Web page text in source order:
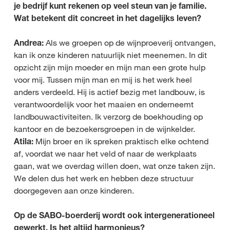
je bedrijf kunt rekenen op veel steun van je familie.
Wat betekent dit concreet in het dagelijks leven?
Andrea: Als we groepen op de wijnproeverij ontvangen,
kan ik onze kinderen natuurlijk niet meenemen. In dit
opzicht zijn mijn moeder en mijn man een grote hulp
voor mij. Tussen mijn man en mij is het werk heel
anders verdeeld. Hij is actief bezig met landbouw, is
verantwoordelijk voor het maaien en onderneemt
landbouwactiviteiten. Ik verzorg de boekhouding op
kantoor en de bezoekersgroepen in de wijnkelder.
Atila: Mijn broer en ik spreken praktisch elke ochtend
af, voordat we naar het veld of naar de werkplaats
gaan, wat we overdag willen doen, wat onze taken zijn.
We delen dus het werk en hebben deze structuur
doorgegeven aan onze kinderen.
Op de SABO-boerderij wordt ook intergenerationeel
gewerkt. Is het altijd harmonieus?